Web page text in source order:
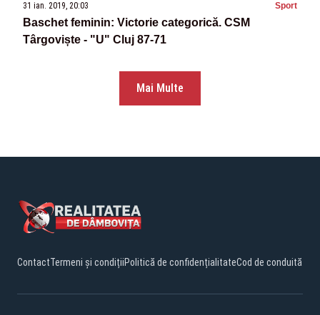
31 ian. 2019, 20:03 Sport
Baschet feminin: Victorie categorică. CSM
Târgoviște - "U" Cluj 87-71
Mai Multe
ContactTermeni și condițiiPolitică de confidențialitateCod de conduită